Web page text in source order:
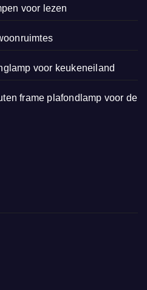
voor lezen
voor keukeneiland
frame plafondlamp voor de